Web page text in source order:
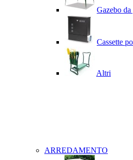
Gazebo
Cassette
Altri
ARREDAMENTO